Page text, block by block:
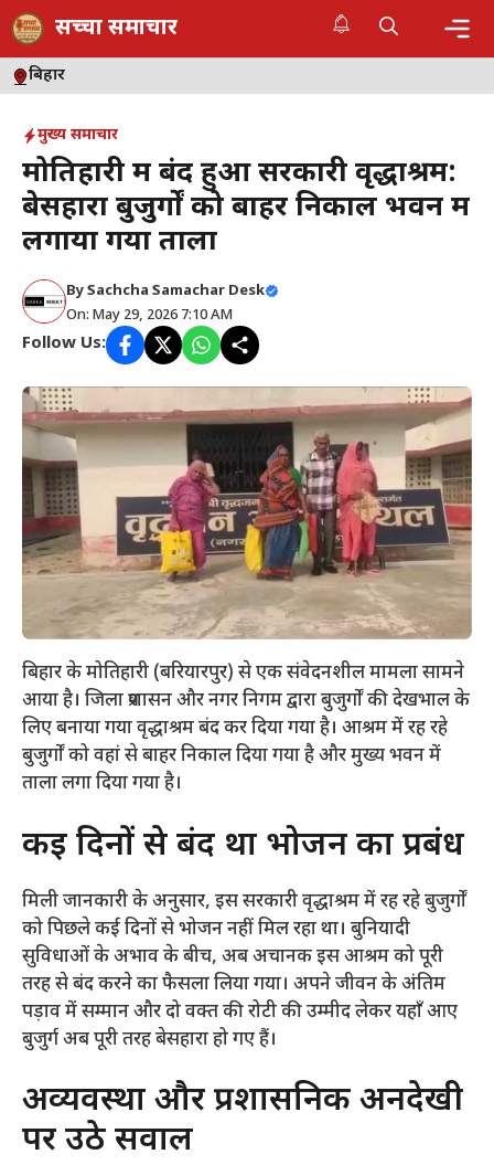
Skip
to
content
सच्चा समाचार
बिहार
मुख्य समाचार
मोतिहारी में बंद हुआ सरकारी वृद्धाश्रम:
बेसहारा बुजुर्गों को बाहर निकाल भवन में
लगाया गया ताला
BySachcha Samachar Desk
On: May 29, 2026 7:10 AM
Follow Us:
बिहार के मोतिहारी (बरियारपुर) से एक संवेदनशील मामला सामने
आया है। जिला प्रशासन और नगर निगम द्वारा बुजुर्गों की देखभाल के
लिए बनाया गया वृद्धाश्रम बंद कर दिया गया है। आश्रम में रह रहे
बुजुर्गों को वहां से बाहर निकाल दिया गया है और मुख्य भवन में
ताला लगा दिया गया है।
​कई दिनों से बंद था भोजन का प्रबंध
​मिली जानकारी के अनुसार, इस सरकारी वृद्धाश्रम में रह रहे बुजुर्गों
को पिछले कई दिनों से भोजन नहीं मिल रहा था। बुनियादी
सुविधाओं के अभाव के बीच, अब अचानक इस आश्रम को पूरी
तरह से बंद करने का फैसला लिया गया। अपने जीवन के अंतिम
पड़ाव में सम्मान और दो वक्त की रोटी की उम्मीद लेकर यहाँ आए
बुजुर्ग अब पूरी तरह बेसहारा हो गए हैं।
​अव्यवस्था और प्रशासनिक अनदेखी
पर उठे सवाल